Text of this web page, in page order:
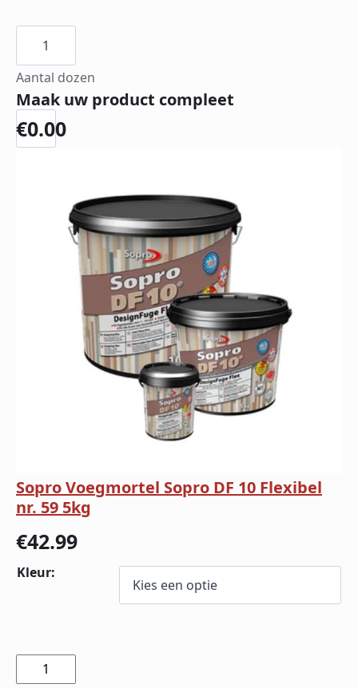
Maak uw product compleet
€0.00
Sopro Voegmortel Sopro DF 10 Flexibel
nr. 59 5kg
€42.99
Kleur
Vintage
Decor
Milaan
Sunny-
Fun
aantal